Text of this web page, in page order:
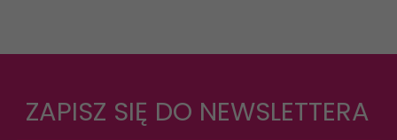
ZAPISZ SIĘ DO NEWSLETTERA